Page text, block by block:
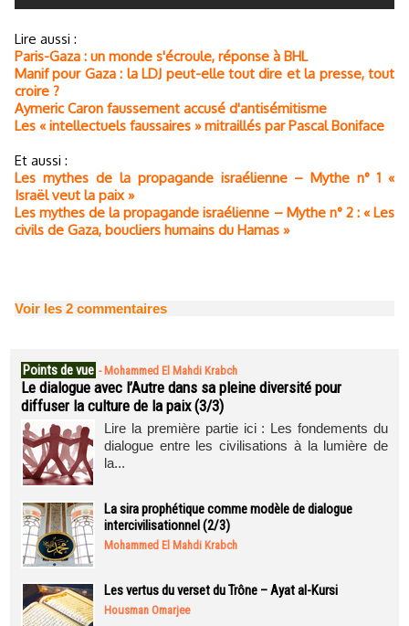
Lire aussi :
Paris-Gaza : un monde s'écroule, réponse à BHL
Manif pour Gaza : la LDJ peut-elle tout dire et la presse, tout
croire ?
Aymeric Caron faussement accusé d'antisémitisme
Les « intellectuels faussaires » mitraillés par Pascal Boniface
Et aussi :
Les mythes de la propagande israélienne – Mythe n° 1 «
Israël veut la paix »
Les mythes de la propagande israélienne – Mythe n° 2 : « Les
civils de Gaza, boucliers humains du Hamas »
Voir les 2 commentaires
Points de vue - Mohammed El Mahdi Krabch
Le dialogue avec l’Autre dans sa pleine diversité pour
diffuser la culture de la paix (3/3)
Lire la première partie ici : Les fondements du
dialogue entre les civilisations à la lumière de
la...
La sira prophétique comme modèle de dialogue
intercivilisationnel (2/3)
Mohammed El Mahdi Krabch
Les vertus du verset du Trône – Ayat al-Kursi
Housman Omarjee